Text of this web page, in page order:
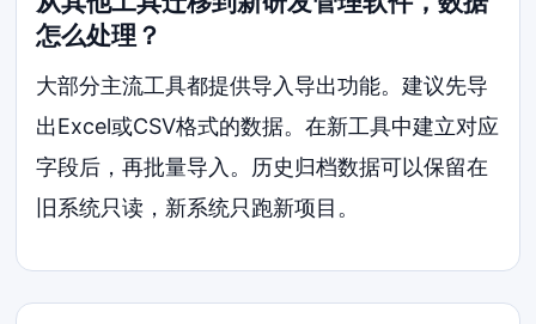
怎么处理？
大部分主流工具都提供导入导出功能。建议先导
出Excel或CSV格式的数据。在新工具中建立对应
字段后，再批量导入。历史归档数据可以保留在
旧系统只读，新系统只跑新项目。